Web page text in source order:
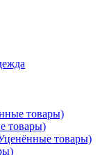
товары)
товары)
товары)